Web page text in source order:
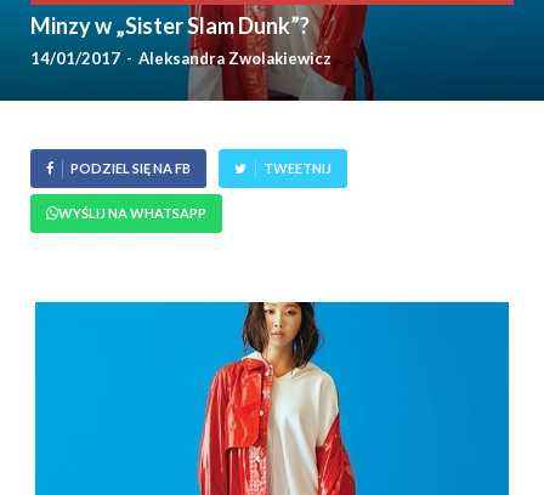
Minzy w „Sister Slam Dunk”?
14/01/2017 - Aleksandra Zwolakiewicz
PODZIEL SIĘ NA FB TWEETNIJ
WYŚLIJ NA WHATSAPP